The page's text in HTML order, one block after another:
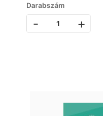
Darabszám
- +